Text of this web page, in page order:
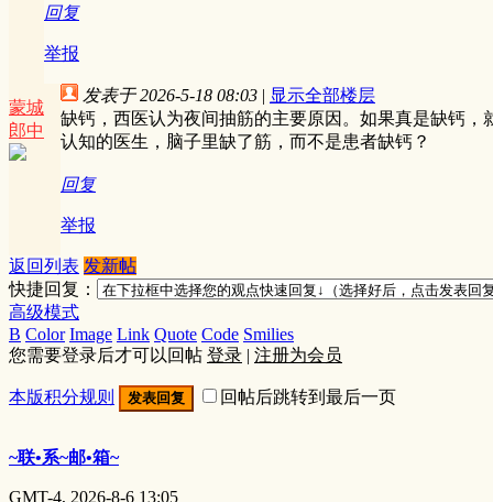
回复
举报
蒙城
郎中
发表于 2026-5-18 08:03 | 显示全部楼层
缺钙，西医认为夜间抽筋的主要原因。如果真是缺钙
认知的医生，脑子里缺了筋，而不是患者缺钙？
回复
举报
返回列表 发新帖
快捷回复：
高级模式
B Color Image Link Quote Code Smilies
您需要登录后才可以回帖 登录 | 注册为会员
本版积分规则 发表回复 回帖后跳转到最后一页
~联•系~邮•箱~
GMT-4, 2026-8-6 13:05